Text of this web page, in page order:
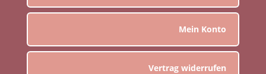
Mein Konto
Vertrag widerrufen